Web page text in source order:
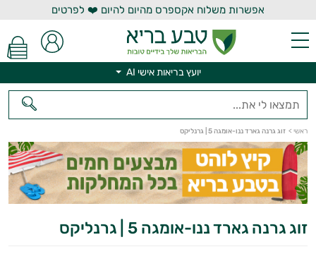
אפשרות משלוח אקספרס מהיום להיום ❤️ לפרטים
יועץ בריאות אישי AI
ראשי > זוג גרנה גארד ננו-אומגה 5 | גרנליקס
זוג גרנה גארד ננו-אומגה 5 | גרנליקס
יועץ בריאות אישי AI